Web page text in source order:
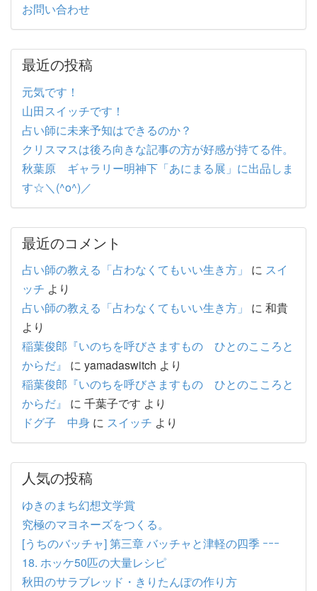
お問い合わせ
最近の投稿
元気です！
山田スイッチです！
占い師に未来予知はできるのか？
クリスマスは後ろ向きな記事の方が好感が持てる件。
秋葉原 ギャラリー明神下「あにまる展」に出品しま
す☆＼(^o^)／
最近のコメント
占い師の教える「占わなくてもいい生き方」 に スイ
ッチ より
占い師の教える「占わなくてもいい生き方」
に 和貴
より
稲葉俊郎『いのちを呼びさますもの ひとのこころと
からだ』
に yamadaswitch より
稲葉俊郎『いのちを呼びさますもの ひとのこころと
からだ』
に 千葉子です より
ドグ子 中身 に スイッチ より
人気の投稿
ゆきのまち幻想文学賞
究極のマヨネーズをつくる。
[うちのバッチャ] 第三章 バッチャと津軽の四季 ｰｰｰ
18. ホッケ50匹の大量レシピ
秋田のサラブレッド・きりたんぽの作り方